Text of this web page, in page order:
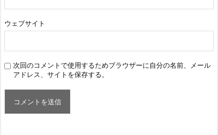
ウェブサイト
次回のコメントで使用するためブラウザーに自分の名前、メール
アドレス、サイトを保存する。